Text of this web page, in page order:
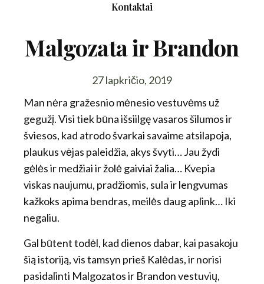
Kontaktai
Malgozata ir Brandon
27 lapkričio, 2019
Man nėra gražesnio mėnesio vestuvėms už
gegužį. Visi tiek būna išsiilgę vasaros šilumos ir
šviesos, kad atrodo švarkai savaime atsilapoja,
plaukus vėjas paleidžia, akys švyti… Jau žydi
gėlės ir medžiai ir žolė gaiviai žalia… Kvepia
viskas naujumu, pradžiomis, sula ir lengvumas
kažkoks apima bendras, meilės daug aplink… Iki
negaliu.
Gal būtent todėl, kad dienos dabar, kai pasakoju
šią istoriją, vis tamsyn prieš Kalėdas, ir norisi
pasidalinti Malgozatos ir Brandon vestuvių,